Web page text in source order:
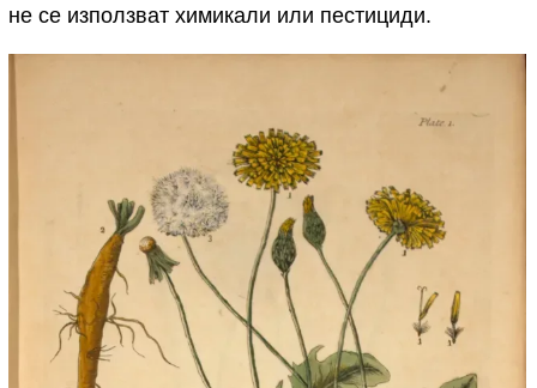
не се използват химикали или пестициди.